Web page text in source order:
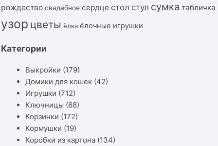
рождество свадебное сердце стол стул сумка табличка
узор цветы ёлка ёлочные игрушки
Категории
Выкройки (179)
Домики для кошек (42)
Игрушки (712)
Ключницы (68)
Корзинки (172)
Кормушки (19)
Коробки из картона (134)